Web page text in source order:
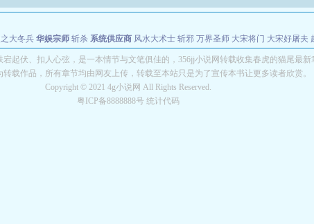
大冬兵 华娱宗师 斩杀 系统供应商 风水大术士 斩邪 万界圣师 大宋将门 大宋好屠夫
对交易 全职武神 位面复制大师 华娱特效大亨 原始大厨王 怪物聊天群 某美漫的特工
长别打脸
宕起伏、扣人心弦，是一本情节与文笔俱佳的，356jj小说网转载收集春虎的猫尾最新
转载作品，所有章节均由网友上传，转载至本站只是为了宣传本书让更多读者欣赏。
Copyright © 2021 4g小说网 All Rights Reserved.
粤ICP备8888888号 统计代码